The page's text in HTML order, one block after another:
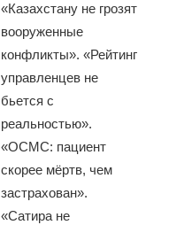
«Казахстану не грозят
вооруженные
конфликты». «Рейтинг
управленцев не
бьется с
реальностью».
«ОСМС: пациент
скорее мёртв, чем
застрахован».
«Сатира не